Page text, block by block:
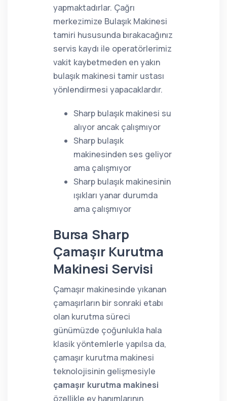
yapmaktadırlar. Çağrı
merkezimize Bulaşık Makinesi
tamiri hususunda bırakacağınız
servis kaydı ile operatörlerimiz
vakit kaybetmeden en yakın
bulaşık makinesi tamir ustası
yönlendirmesi yapacaklardır.
Sharp bulaşık makinesi su
alıyor ancak çalışmıyor
Sharp bulaşık
makinesinden ses geliyor
ama çalışmıyor
Sharp bulaşık makinesinin
ışıkları yanar durumda
ama çalışmıyor
Bursa Sharp
Çamaşır Kurutma
Makinesi Servisi
Çamaşır makinesinde yıkanan
çamaşırların bir sonraki etabı
olan kurutma süreci
günümüzde çoğunlukla hala
klasik yöntemlerle yapılsa da,
çamaşır kurutma makinesi
teknolojisinin gelişmesiyle
çamaşır kurutma makinesi
özellikle ev hanımlarının